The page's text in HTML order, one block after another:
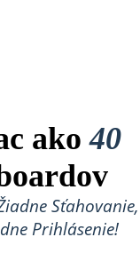
ako40
Sťahovanie,
Prihlásenie!